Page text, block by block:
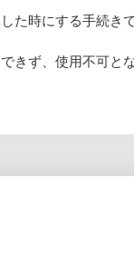
た時にする手続きで
きず、使用不可とな